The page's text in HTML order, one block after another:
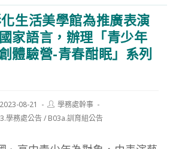
生活美學館為推廣表演
家語言，辦理「青少年
體驗營-青春酣眠」系列
2023-08-21
Post
author:
學務處幹事
學務處公告/ B03a.訓育組公告